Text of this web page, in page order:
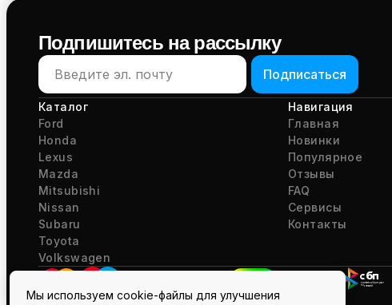
Подпишитесь на рассылку
Подписаться
Каталог
Ford
Honda
Lexus
Mazda
Mitsubishi
Nissan
Subaru
Toyota
Volkswagen
Навигация
Главная
Новинки
Популярное
Отзывы
FAQ
Сервисы
Контакты
Мы используем cookie-файлы для улучшения